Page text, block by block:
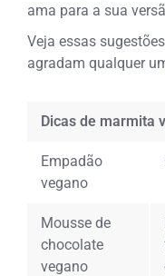
ama para a sua
Veja essas
agradam qualquer
Dicas de marmita
Empadão
vegano
Mousse de
chocolate
vegano